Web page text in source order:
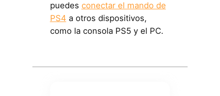
puedes conectar el mando de
PS4 a otros dispositivos,
como la consola PS5 y el PC.